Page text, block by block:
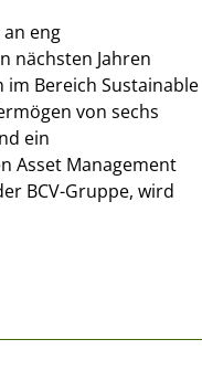
eng
nächsten Jahren
Bereich Sustainable
von sechs
ein
Asset Management
BCV-Gruppe, wird